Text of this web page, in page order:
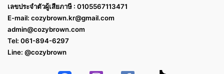
เลขประจำตัวผู้เสียภาษี : 0105567113471
E-mail: cozybrown.kr@gmail.com
admin@cozybrown.com
Tel: 061-894-6297
Line: @cozybrown